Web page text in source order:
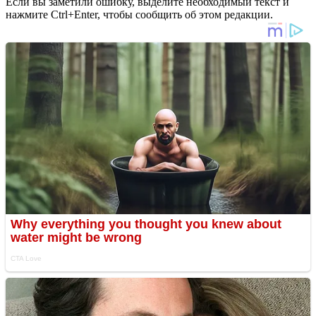
нажмите Ctrl+Enter, чтобы сообщить об этом редакции.